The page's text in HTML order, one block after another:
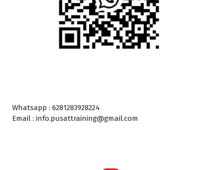
Whatsapp : 6281283928224
Email : info.pusattraining@gmail.com